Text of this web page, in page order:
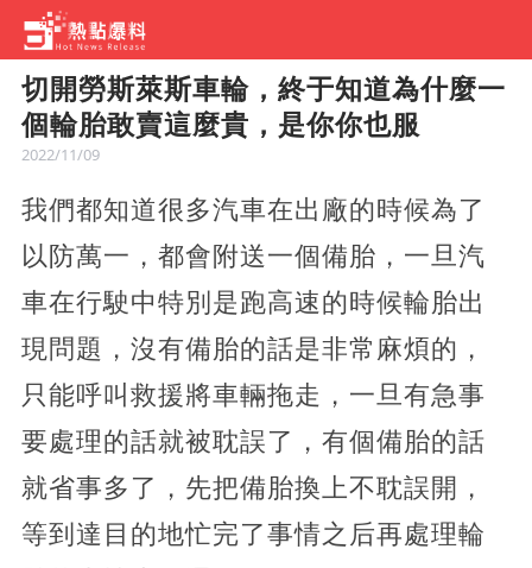
切開勞斯萊斯車輪，終于知道為什麼一
個輪胎敢賣這麼貴，是你你也服
2022/11/09
我們都知道很多汽車在出廠的時候為了
以防萬一，都會附送一個備胎，一旦汽
車在行駛中特別是跑高速的時候輪胎出
現問題，沒有備胎的話是非常麻煩的，
只能呼叫救援將車輛拖走，一旦有急事
要處理的話就被耽誤了，有個備胎的話
就省事多了，先把備胎換上不耽誤開，
等到達目的地忙完了事情之后再處理輪